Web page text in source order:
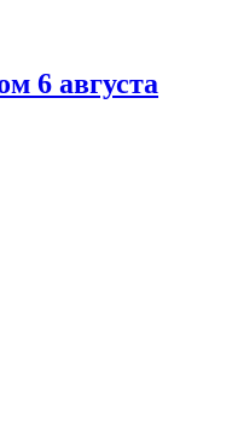
6 августа